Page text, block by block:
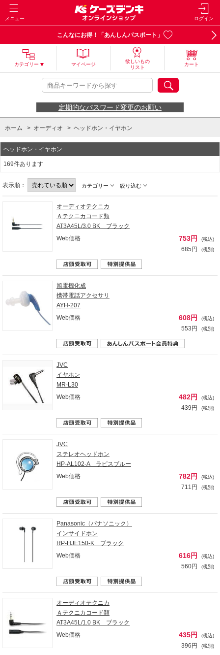
メニュー ログイン
こんなにお得！「あんしんパスポート」
カテゴリー マイページ
欲しいもの
リスト
カート
定期的なパスワード変更のお願い
ホーム > オーディオ > ヘッドホン・イヤホン
ヘッドホン・イヤホン
169件あります
表示順： カテゴリー 絞り込む
オーディオテクニカ
Ａテクニカコード類
AT3A45L/3.0 BK ブラック
Web価格
753円 (税込)
685円 (税別)
旭電機化成
携帯電話アクセサリ
AYH-207
Web価格
608円 (税込)
553円 (税別)
JVC
イヤホン
MR-L30
Web価格
482円 (税込)
439円 (税別)
JVC
ステレオヘッドホン
HP-AL102-A ラピスブルー
Web価格
782円 (税込)
711円 (税別)
Panasonic（パナソニック）
インサイドホン
RP-HJE150-K ブラック
Web価格
616円 (税込)
560円 (税別)
オーディオテクニカ
Ａテクニカコード類
AT3A45L/1.0 BK ブラック
Web価格
435円 (税込)
396円 (税別)